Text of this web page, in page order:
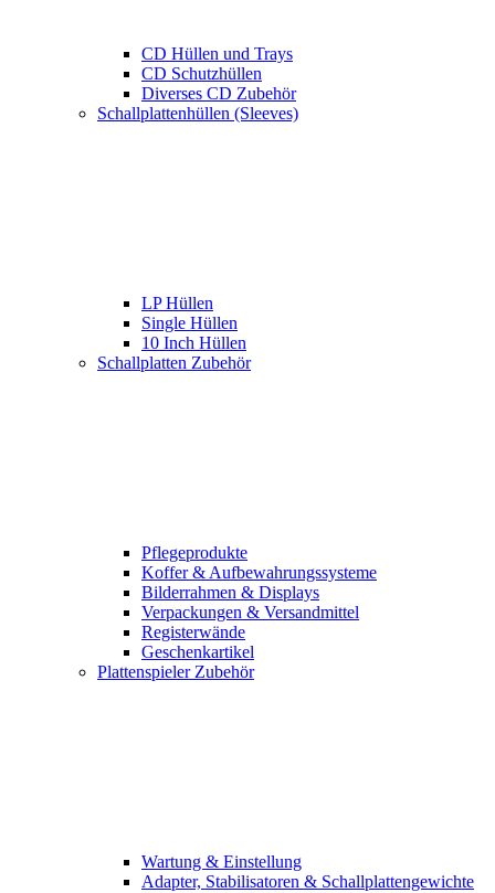
CD Hüllen und Trays
CD Schutzhüllen
Diverses CD Zubehör
Schallplattenhüllen (Sleeves)
LP Hüllen
Single Hüllen
10 Inch Hüllen
Schallplatten Zubehör
Pflegeprodukte
Koffer & Aufbewahrungssysteme
Bilderrahmen & Displays
Verpackungen & Versandmittel
Registerwände
Geschenkartikel
Plattenspieler Zubehör
Wartung & Einstellung
Adapter, Stabilisatoren & Schallplattengewichte